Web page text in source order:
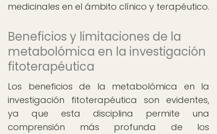
medicinales en el ámbito clínico y terapéutico.
Beneficios y limitaciones de la
metabolómica en la investigación
fitoterapéutica
Los beneficios de la metabolómica en la
investigación fitoterapéutica son evidentes,
ya que esta disciplina permite una
comprensión más profunda de los